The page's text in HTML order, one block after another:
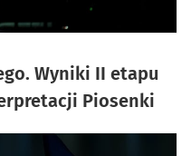
Wyniki II etapu
Piosenki